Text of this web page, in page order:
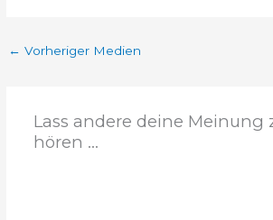
← Vorheriger Medien
Lass andere deine Meinung
hören ...